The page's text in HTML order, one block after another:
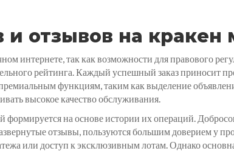
и отзывов на кракен
интернете, так как возможности для правового
рейтинга. Каждый успешный заказ приносит
функциям, таким как выделение
высокое качество обслуживания.
на основе истории их операций.
отзывы, пользуются большим доверием у
или доступ к эксклюзивным лотам. Однако